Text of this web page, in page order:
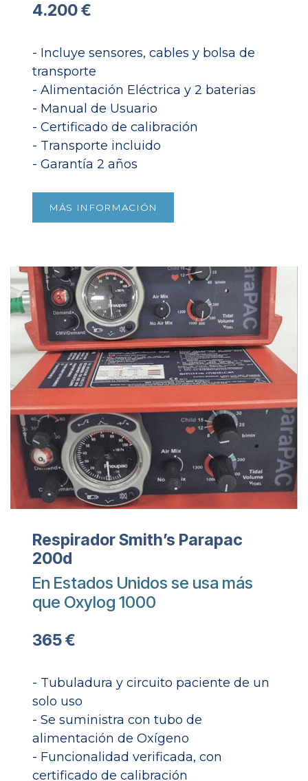
4.200 €
- Incluye sensores, cables y bolsa de
transporte
- Alimentación Eléctrica y 2 baterias
- Manual de Usuario
- Certificado de calibración
- Transporte incluido
- Garantía 2 años​
MÁS INFORMACIÓN
Respirador Smith’s Parapac
200d
En Estados Unidos se usa más
que Oxylog 1000
365 €
- Tubuladura y circuito paciente de un
solo uso
- Se suministra con tubo de
alimentación de Oxígeno
- Funcionalidad verificada, con
certificado de calibración